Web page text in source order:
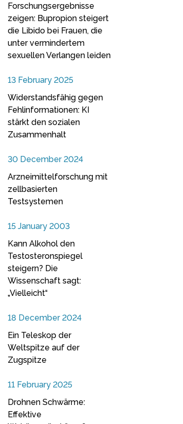
Forschungsergebnisse
zeigen: Bupropion steigert
die Libido bei Frauen, die
unter vermindertem
sexuellen Verlangen leiden
13 February 2025
Widerstandsfähig gegen
Fehlinformationen: KI
stärkt den sozialen
Zusammenhalt
30 December 2024
Arzneimittelforschung mit
zellbasierten
Testsystemen
15 January 2003
Kann Alkohol den
Testosteronspiegel
steigern? Die
Wissenschaft sagt:
„Vielleicht“
18 December 2024
Ein Teleskop der
Weltspitze auf der
Zugspitze
11 February 2025
Drohnen Schwärme:
Effektive